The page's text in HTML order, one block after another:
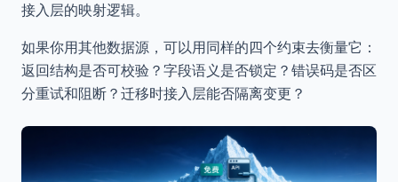
接入层的映射逻辑。
如果你用其他数据源，可以用同样的四个约束去衡量它：
返回结构是否可校验？字段语义是否锁定？错误码是否区
分重试和阻断？迁移时接入层能否隔离变更？